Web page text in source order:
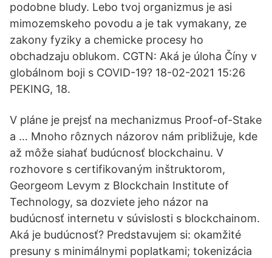
podobne bludy. Lebo tvoj organizmus je asi
mimozemskeho povodu a je tak vymakany, ze
zakony fyziky a chemicke procesy ho
obchadzaju oblukom. CGTN: Aká je úloha Číny v
globálnom boji s COVID-19? 18-02-2021 15:26
PEKING, 18.
V pláne je prejsť na mechanizmus Proof-of-Stake
a … Mnoho rôznych názorov nám približuje, kde
až môže siahať budúcnosť blockchainu. V
rozhovore s certifikovaným inštruktorom,
Georgeom Levym z Blockchain Institute of
Technology, sa dozviete jeho názor na
budúcnosť internetu v súvislosti s blockchainom.
Aká je budúcnosť? Predstavujem si: okamžité
presuny s minimálnymi poplatkami; tokenizácia